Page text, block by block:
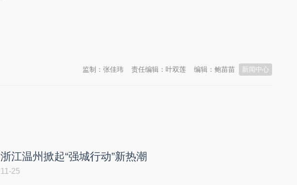
新闻中心
编辑：鲍苗苗
责任编辑：叶双莲
监制：张佳玮
浙江温州掀起“强城行动”新热潮
11-25